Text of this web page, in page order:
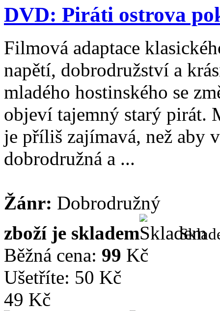
DVD: Piráti ostrova
Filmová adaptace
napětí, dobrodružství a
mladého hostinského se
objeví tajemný starý pirát.
je příliš zajímavá, než aby
dobrodružná a ...
Žánr: Dobrodružný
zboží je skladem
Běžná cena: 99 Kč
Ušetříte: 50 Kč
49 Kč